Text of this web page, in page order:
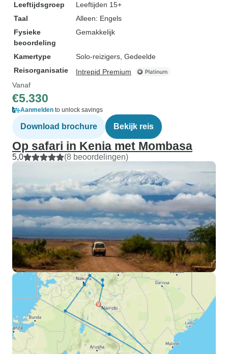
Leeftijdsgroep
Leeftijden 15+
Taal
Alleen: Engels
Fysieke
beoordeling
Gemakkelijk
Kamertype
Solo-reizigers, Gedeelde
Reisorganisatie
Intrepid Premium
Vanaf
€5.330
Aanmelden to unlock savings
Download brochure Bekijk reis
Op safari in Kenia met Mombasa
5,0 (8 beoordelingen)